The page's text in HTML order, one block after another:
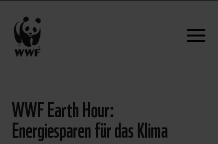
WWF Earth Hour:
Energiesparen für das Klima